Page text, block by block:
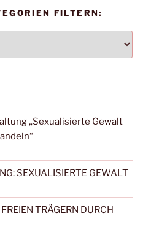
FILTERN:
„Sexualisierte Gewalt
SEXUALISIERTE GEWALT
TRÄGERN DURCH